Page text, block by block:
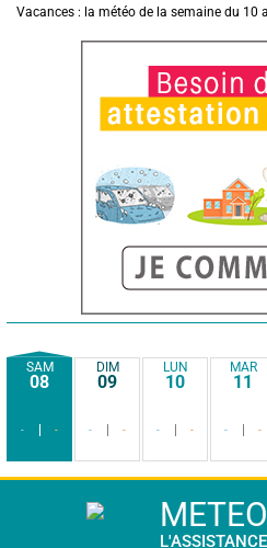
Vacances : la météo de la semaine du 10
SAM
08
- -
DIM
09
- -
LUN
10
- -
MAR
11
- -
METEO
L'ASSISTANCE